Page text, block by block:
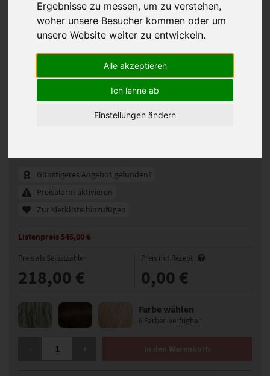
Ergebnisse zu messen, um zu verstehen,
woher unsere Besucher kommen oder um
unsere Website weiter zu entwickeln.
Alle akzeptieren
Ich lehne ab
Einstellungen ändern
Gisela Mayer Hi Evita Classic Haarteil
Günstigeres Angebot gefunden?
Preisalarm aktivieren
Zur Merkliste hinzufügen
Listenpreis 545,00 €
Preis als Selbstzahler
218,00 €
Preis mit Rezept
0,00 €
Farbe wählen
6 Farben verfügbar
In den Warenkorb